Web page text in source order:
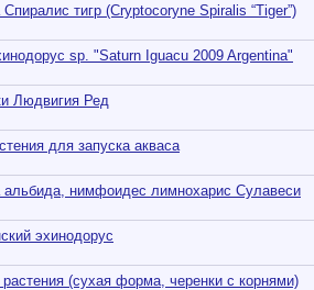
Спиралис тигр (Cryptocoryne Spiralis “Tiger”)
sp. "Saturn Iguacu 2009 Argentina"
Людвигия Ред
для запуска акваса
альбида, нимфоидес лимнохарис Сулавеси
эхинодорус
(сухая форма, черенки с корнями)